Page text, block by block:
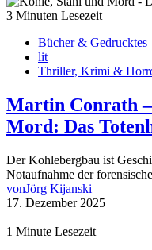
3 Minuten Lesezeit
Bücher & Gedrucktes
lit
Thriller, Krimi &
Martin Conrath
Mord: Das
Der Kohlebergbau ist
Notaufnahme der
vonJörg Kijanski
17. Dezember 2025
1 Minute Lesezeit